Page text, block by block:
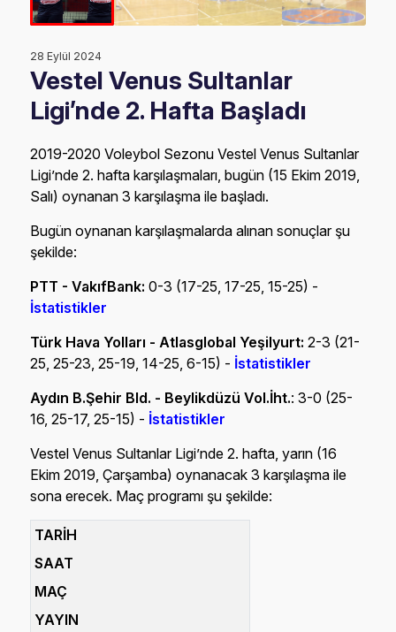
28 Eylül 2024
Vestel Venus Sultanlar
Ligi’nde 2. Hafta Başladı
2019-2020 Voleybol Sezonu Vestel Venus Sultanlar
Ligi’nde 2. hafta karşılaşmaları, bugün (15 Ekim 2019,
Salı) oynanan 3 karşılaşma ile başladı.
Bugün oynanan karşılaşmalarda alınan sonuçlar şu
şekilde:
PTT - VakıfBank: 0-3 (17-25, 17-25, 15-25) -
İstatistikler
Türk Hava Yolları - Atlasglobal Yeşilyurt:2-3 (21-
25, 25-23, 25-19, 14-25, 6-15) - İstatistikler
Aydın B.Şehir Bld. - Beylikdüzü Vol.İht.: 3-0 (25-
16, 25-17, 25-15) - İstatistikler
Vestel Venus Sultanlar Ligi’nde 2. hafta, yarın (16
Ekim 2019, Çarşamba) oynanacak 3 karşılaşma ile
sona erecek. Maç programı şu şekilde:
TARİH
SAAT
MAÇ
YAYIN